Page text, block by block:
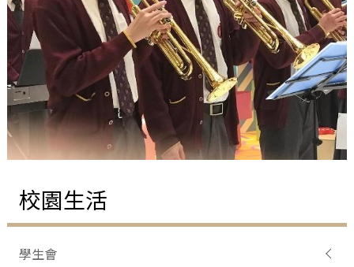
校園生活
學生會